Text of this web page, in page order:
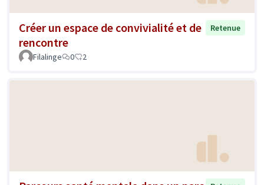
Créer un espace de convivialité et de
rencontre
Retenue
Filalinge 0 2